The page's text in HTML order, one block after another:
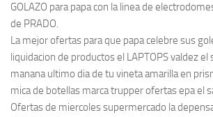
GOLAZO para papa con la linea de
de PRADO.
La mejor ofertas para que papa celebre sus
liquidacion de productos el LAPTOPS valdez el
manana ultimo dia de tu vineta amarilla en
mica de botellas marca trupper ofertas epa el
Ofertas de miercoles supermercado la